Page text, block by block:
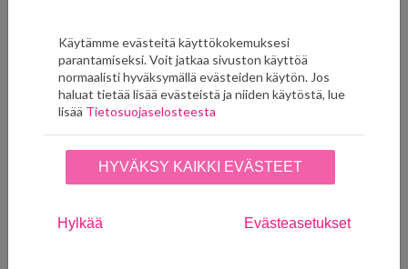
114,00€
Käytämme evästeitä käyttökokemuksesi
parantamiseksi. Voit jatkaa sivuston käyttöä
normaalisti hyväksymällä evästeiden käytön. Jos
haluat tietää lisää evästeistä ja niiden käytöstä, lue
lisää Tietosuojaselosteesta
HYVÄKSY KAIKKI EVÄSTEET
Hylkää Evästeasetukset